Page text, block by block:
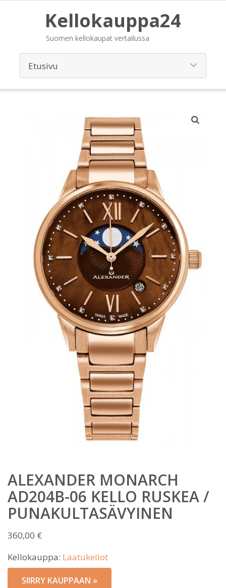
Kellokauppa24
Suomen kellokaupat vertailussa
ALEXANDER MONARCH
AD204B-06 KELLO RUSKEA /
PUNAKULTASÄVYINEN
360,00 €
Kellokauppa: Laatukellot
SIIRRY KAUPPAAN »